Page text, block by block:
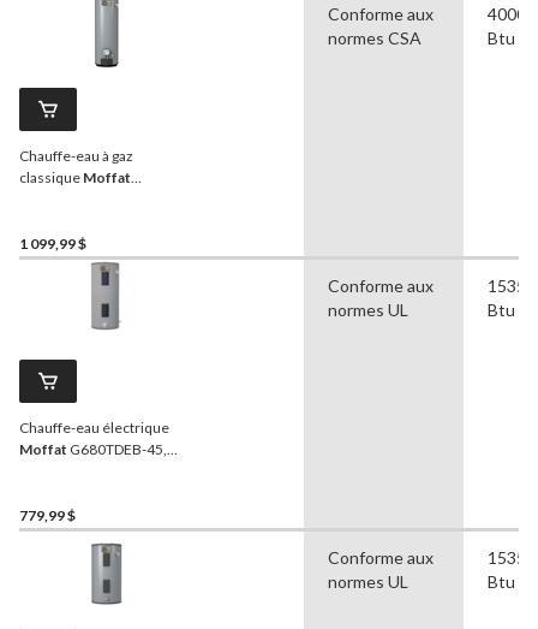
Chauffe-eau à gaz
classique Moffat
1 099,99 $
Conforme aux
normes CSA
40000
Btu
Chauffe-eau électrique
Moffat G680TDEB-45,
779,99 $
Conforme aux
normes UL
15354
Btu
Conforme aux
normes UL
15354
Btu